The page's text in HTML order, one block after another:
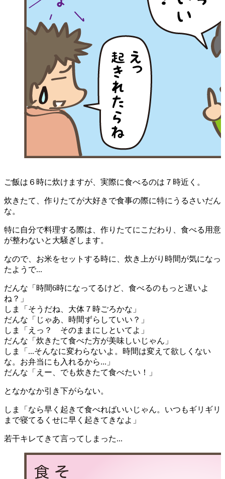
ご飯は６時に炊けますが、実際に食べるのは７時近く。
炊きたて、作りたてが大好きで食事の際に特にうるさいだん
な。
特に自分で料理する際は、作りたてにこだわり、食べる用意
が整わないと大騒ぎします。
なので、お米をセットする時に、炊き上がり時間が気になっ
たようで...
だんな「時間6時になってるけど、食べるのもっと遅いよ
ね？」
しま「そうだね、大体７時ごろかな」
だんな「じゃあ、時間ずらしていい？」
しま「えっ？ そのままにしといてよ」
だんな「炊きたて食べた方が美味しいじゃん」
しま「...そんなに変わらないよ。時間は変えて欲しくない
な。お弁当にも入れるから...」
だんな「えー、でも炊きたて食べたい！」
となかなか引き下がらない。
しま「なら早く起きて食べればいいじゃん。いつもギリギリ
まで寝てるくせに早く起きてきなよ」
若干キレてきて言ってしまった...